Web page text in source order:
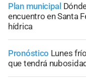
Plan municipal
encuentro en Santa
hídrica
Pronóstico Lunes
que tendrá